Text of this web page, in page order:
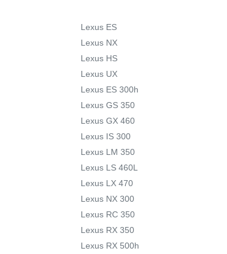
Lexus ES
Lexus NX
Lexus HS
Lexus UX
Lexus ES 300h
Lexus GS 350
Lexus GX 460
Lexus IS 300
Lexus LM 350
Lexus LS 460L
Lexus LX 470
Lexus NX 300
Lexus RC 350
Lexus RX 350
Lexus RX 500h